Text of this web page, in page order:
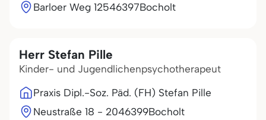
Barloer Weg 12546397Bocholt
Herr Stefan Pille
Kinder- und Jugendlichenpsychotherapeut
Praxis Dipl.-Soz. Päd. (FH) Stefan Pille
Neustraße 18 - 2046399Bocholt